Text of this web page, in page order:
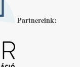
Partnereink: